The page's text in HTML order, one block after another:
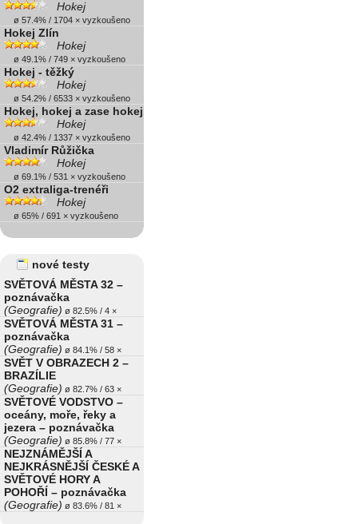
Hokej
ø 57.4% / 1704 × vyzkoušeno
Hokej Zlín
Hokej
ø 49.1% / 749 × vyzkoušeno
Hokej - těžký
Hokej
ø 54.2% / 6533 × vyzkoušeno
Hokej, hokej a zase hokej
Hokej
ø 42.4% / 1337 × vyzkoušeno
Vladimír Růžička
Hokej
ø 69.1% / 531 × vyzkoušeno
O2 extraliga-trenéři
Hokej
ø 65% / 691 × vyzkoušeno
nové testy
SVĚTOVÁ MĚSTA 32 –
poznávačka
(Geografie) ø 82.5% / 4 ×
SVĚTOVÁ MĚSTA 31 –
poznávačka
(Geografie) ø 84.1% / 58 ×
SVĚT V OBRAZECH 2 –
BRAZÍLIE
(Geografie) ø 82.7% / 63 ×
SVĚTOVÉ VODSTVO –
oceány, moře, řeky a
jezera – poznávačka
(Geografie) ø 85.8% / 77 ×
NEJZNÁMĚJŠÍ A
NEJKRÁSNĚJŠÍ ČESKÉ A
SVĚTOVÉ HORY A
POHOŘÍ – poznávačka
(Geografie) ø 83.6% / 81 ×